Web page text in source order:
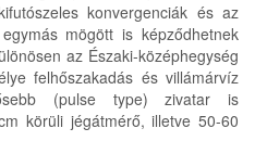
konvergenciák és az
mögött is képződhetnek
az Északi-középhegység
felhőszakadás és villámárvíz
(pulse type) zivatar is
körüli jégátmérő, illetve 50-60